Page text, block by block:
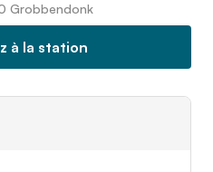
Grobbendonk
à la station